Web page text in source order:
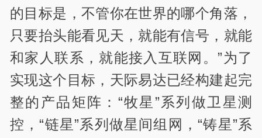
的目标是，不管你在世界的哪个角落，
只要抬头能看见天，就能有信号，就能
和家人联系，就能接入互联网。”为了
实现这个目标，天际易达已经构建起完
整的产品矩阵：“牧星”系列做卫星测
控，“链星”系列做星间组网，“铸星”系